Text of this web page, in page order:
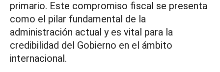
primario. Este compromiso fiscal se presenta
como el pilar fundamental de la
administración actual y es vital para la
credibilidad del Gobierno en el ámbito
internacional.